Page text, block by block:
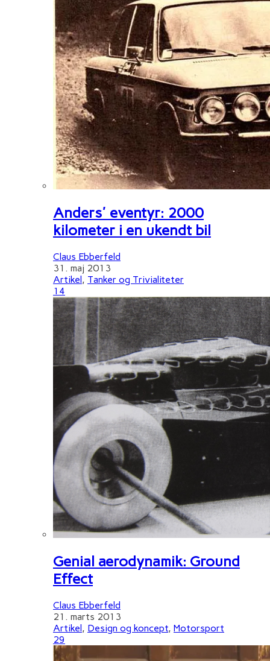
Anders' eventyr: 2000
kilometer i en ukendt bil
Claus Ebberfeld
31. maj 2013
Artikel , Tanker og Trivialiteter
14
Genial aerodynamik: Ground
Effect
Claus Ebberfeld
21. marts 2013
Artikel, Design og koncept, Motorsport
29